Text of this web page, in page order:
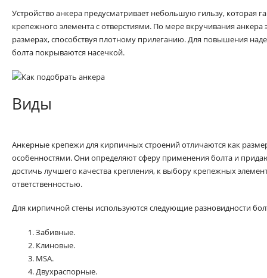
Устройство анкера предусматривает небольшую гильзу, которая
крепежного элемента с отверстиями. По мере вкручивания анкера
размерах, способствуя плотному прилеганию. Для повышения
болта покрываются насечкой.
Виды
Анкерные крепежи для кирпичных строений отличаются как
особенностями. Они определяют сферу применения болта и
достичь лучшего качества крепления, к выбору крепежных
ответственностью.
Для кирпичной стены используются следующие разновидности
Забивные.
Клиновые.
MSA.
Двухраспорные.